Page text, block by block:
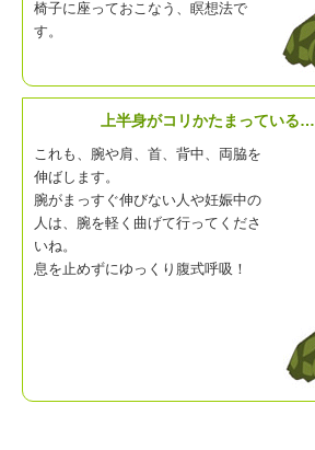
椅子に座っておこなう、瞑想法で
す。
上半身がコリかたまっている…
これも、腕や肩、首、背中、両脇を
伸ばします。
腕がまっすぐ伸びない人や妊娠中の
人は、腕を軽く曲げて行ってくださ
いね。
息を止めずにゆっくり腹式呼吸！